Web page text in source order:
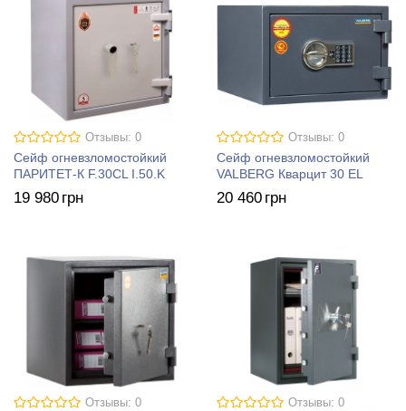
Отзывы: 0
Сейф огневзломостойкий
ПАРИТЕТ-К F.30CL I.50.K
19 980 грн
Отзывы: 0
Сейф огневзломостойкий
VALBERG Кварцит 30 EL
20 460 грн
Отзывы: 0 Отзывы: 0